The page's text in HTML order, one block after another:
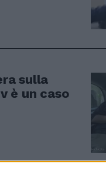
sulla
è un caso